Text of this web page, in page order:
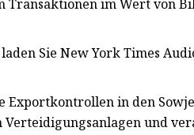
Transaktionen im Wert von
Sie New York Times
Exportkontrollen in den
und